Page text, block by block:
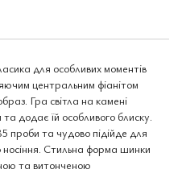
для особливих моментів
центральним фіанітом
Гра світла на камені
додає їй особливого блиску.
проби та чудово підійде для
Стильна форма шинки
та витонченою